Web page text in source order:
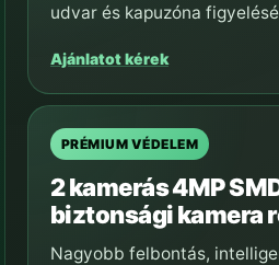
udvar és kapuzóna
Ajánlatot kérek
PRÉMIUM VÉDELEM
2 kamerás 4MP
biztonsági kamera
Nagyobb felbontás,